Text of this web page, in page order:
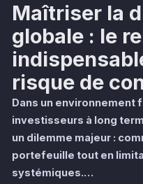
Maîtriser la
globale : le
risque de
Dans un environnement
investisseurs à long
un dilemme majeur :
portefeuille tout en
systémiques.…